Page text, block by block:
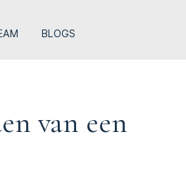
BLOGS
van een